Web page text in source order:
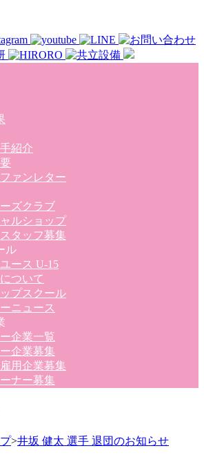
紹介
ァンレター
ズクラブ
ルショップ
タッフ募集
ル
ース U-15
ついて
プスクール
ニュース
企業一覧
企業募集
用企業募集
ナー募集
>井坂 健太 選手 退団のお知らせ